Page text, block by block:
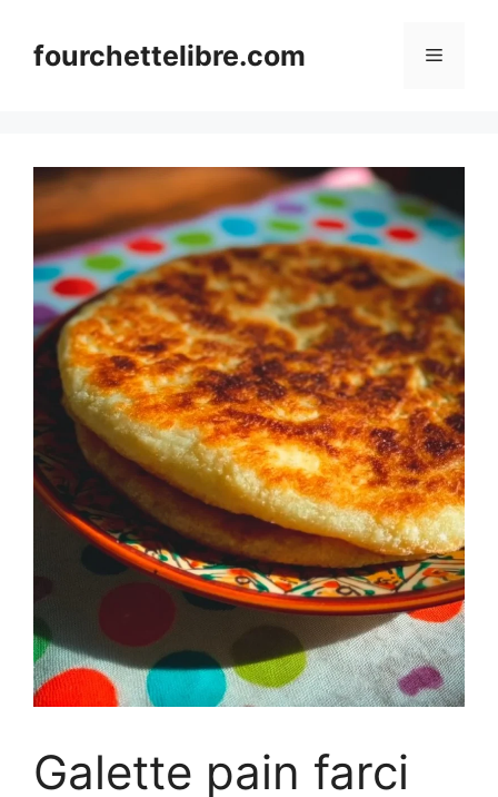
contentfourchettelibre.com Menu
Galette pain farci